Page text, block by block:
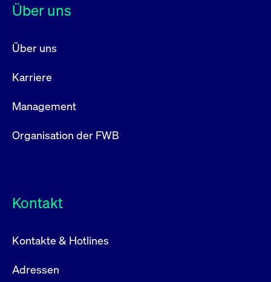
Über uns
Über uns
Karriere
Management
Organisation der FWB
Kontakt
Kontakte & Hotlines
Adressen